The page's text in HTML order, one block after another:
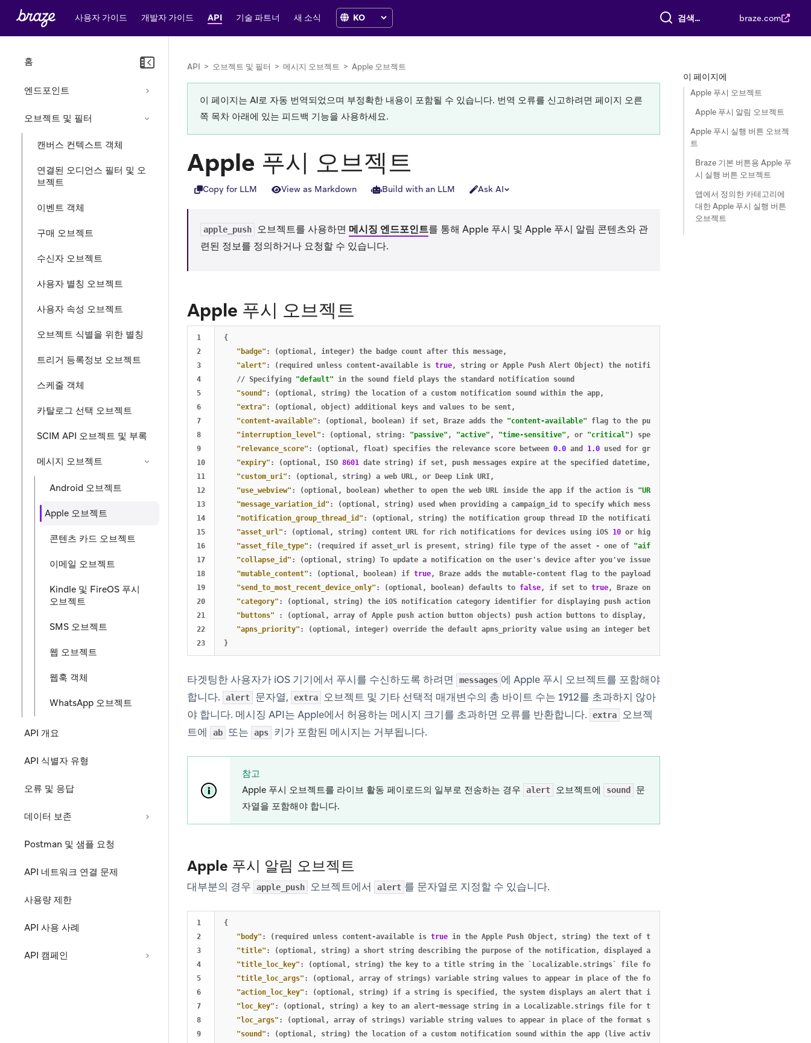
사용자 가이드 개발자 가이드 API 기술 파트너 새 소식 전체 검색 braze.com
홈
엔드포인트
오브젝트 및 필터
캔버스 컨텍스트 객체
연결된 오디언스 필터 및 오
브젝트
이벤트 객체
구매 오브젝트
수신자 오브젝트
사용자 별칭 오브젝트
사용자 속성 오브젝트
오브젝트 식별을 위한 별칭
트리거 등록정보 오브젝트
스케줄 객체
카탈로그 선택 오브젝트
SCIM API 오브젝트 및 부록
메시지 오브젝트
Android 오브젝트
Apple 오브젝트
콘텐츠 카드 오브젝트
이메일 오브젝트
Kindle 및 FireOS 푸시
오브젝트
SMS 오브젝트
웹 오브젝트
웹훅 객체
WhatsApp 오브젝트
API 개요
API 식별자 유형
오류 및 응답
데이터 보존
Postman 및 샘플 요청
API 네트워크 연결 문제
사용량 제한
API 사용 사례
API 캠페인
API > 오브젝트 및 필터 > 메시지 오브젝트 > Apple 오브젝트
이 페이지는 AI로 자동 번역되었으며 부정확한 내용이 포함될 수 있습니다. 번역 오류를 신고하려면 페이지 오른
쪽 목차 아래에 있는 피드백 기능을 사용하세요.
Apple 푸시 오브젝트
Copy for LLM View as Markdown Build with an LLM Ask AI
apple_push 오브젝트를 사용하면 메시징 엔드포인트를 통해 Apple 푸시 및 Apple 푸시 알림 콘텐츠와 관
련된 정보를 정의하거나 요청할 수 있습니다.
Apple 푸시 오브젝트
1
2
3
4
5
6
7
8
9
10
11
12
13
14
15
16
17
18
19
20
21
22
{
"badge" : (optional, integer) the badge count after this message,
"alert" : (required unless content-available is true, string or Apple Push Alert Object) the notification
// Specifying "default" in the sound field plays the standard notification sound
"sound" : (optional, string) the location of a custom notification sound within the app,
"extra" : (optional, object) additional keys and values to be sent,
"content-available" : (optional, boolean) if set, Braze adds the "content-available" flag to the push
"interruption_level" : (optional, string: "passive" , "active" , "time-sensitive" , or "critical" ) specifies
"relevance_score" : (optional, float) specifies the relevance score between 0.0 and 1.0 used for grouping
"expiry" : (optional, ISO 8601 date string) if set, push messages expire at the specified datetime,
"custom_uri" : (optional, string) a web URL, or Deep Link URI,
"use_webview" : (optional, boolean) whether to open the web URL inside the app if the action is "URI"
"message_variation_id" : (optional, string) used when providing a campaign_id to specify which message
"notification_group_thread_id" : (optional, string) the notification group thread ID the notification
"asset_url" : (optional, string) content URL for rich notifications for devices using iOS 10 or higher
"asset_file_type" : (required if asset_url is present, string) file type of the asset - one of "aif"
"collapse_id" : (optional, string) To update a notification on the user's device after you've issued
"mutable_content" : (optional, boolean) if true, Braze adds the mutable-content flag to the payload
"send_to_most_recent_device_only" : (optional, boolean) defaults to false, if set to true, Braze only
"category" : (optional, string) the iOS notification category identifier for displaying push action
"buttons"
: (optional, array of Apple push action button objects) push action buttons to display,
"apns_priority" : (optional, integer) override the default apns_priority value using an integer between
}
타겟팅한 사용자가 iOS 기기에서 푸시를 수신하도록 하려면 messages 에 Apple 푸시 오브젝트를 포함해야
합니다.
alert 문자열, extra
오브젝트 및 기타 선택적 매개변수의 총 바이트 수는 1912를 초과하지 않아
야 합니다. 메시징 API는 Apple에서 허용하는 메시지 크기를 초과하면 오류를 반환합니다.
extra
오브젝
트에
ab 또는 aps 키가 포함된 메시지는 거부됩니다.
참고
Apple 푸시 오브젝트를 라이브 활동 페이로드의 일부로 전송하는 경우
alert 오브젝트에 sound
문
자열을 포함해야 합니다.
Apple 푸시 알림 오브젝트
대부분의 경우 apple_push 오브젝트에서 alert 를 문자열로 지정할 수 있습니다.
1
2
3
4
5
6
7
8
9
{
"body" : (required unless content-available is true in the Apple Push Object, string) the text of the
"title" : (optional, string) a short string describing the purpose of the notification, displayed as
"title_loc_key" : (optional, string) the key to a title string in the `Localizable.strings` file for
"title_loc_args" : (optional, array of strings) variable string values to appear in place of the format
"action_loc_key" : (optional, string) if a string is specified , the system displays an alert that includes
"loc_key" : (optional, string) a key to an alert-message string in a Localizable.strings file for the
"loc_args" : (optional, array of strings) variable string values to appear in place of the format specifiers
"sound" : (optional, string) the location of a custom notification sound within the app (live activities
이 페이지에
Apple 푸시 오브젝트
Apple 푸시 알림 오브젝트
Apple 푸시 실행 버튼 오브젝
트
Braze 기본 버튼용 Apple 푸
시 실행 버튼 오브젝트
앱에서 정의한 카테고리에
대한 Apple 푸시 실행 버튼
오브젝트